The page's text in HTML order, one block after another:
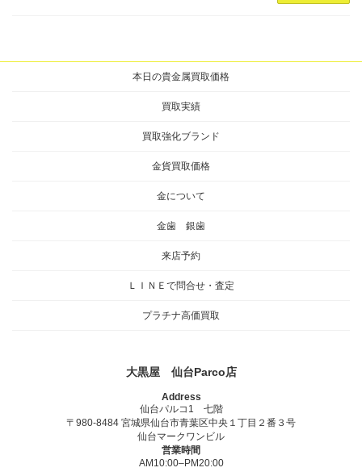
本日の貴金属買取価格
買取実績
買取強化ブランド
金貨買取価格
金について
金歯 銀歯
来店予約
ＬＩＮＥで問合せ・査定
プラチナ高価買取
大黒屋 仙台Parco店
Address
仙台パルコ1 七階
〒980-8484 宮城県仙台市青葉区中央１丁目２番３号
仙台マークワンビル
営業時間
AM10:00–PM20:00